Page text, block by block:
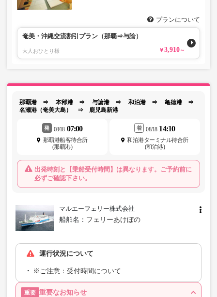
プランについて
奄美・沖縄交流割引プラン（那覇⇒与論）
大人おひとり様 3,910
那覇港 ⇒ 本部港 ⇒ 与論港 ⇒ 和泊港 ⇒ 亀徳港 ⇒
名瀬港（奄美大島） ⇒ 鹿児島新港
発 08/18 07:00
那覇港船客待合所
(那覇港)
出発時刻と【乗船受付時間】は異なります。ご予約前に
必ずご確認下さい。
着 08/18 14:10
和泊港ターミナル待合所
(和泊港)
マルエーフェリー株式会社
船舶名： フェリーあけぼの
運行状況について
※ご注意：受付時間について
重要 重要なお知らせ